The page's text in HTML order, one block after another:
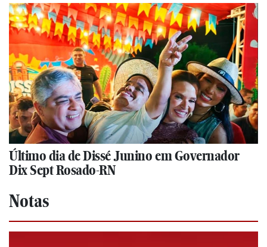
Último dia de Dissé Junino em Governador
Dix Sept Rosado-RN
Notas